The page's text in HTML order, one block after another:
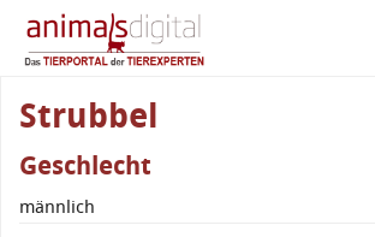
Strubbel
Geschlecht
männlich